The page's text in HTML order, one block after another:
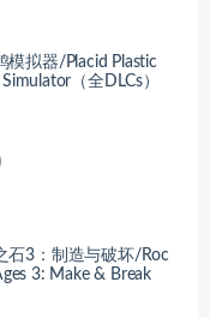
模拟器/Placid Plastic
（全DLCs）
石3：制造与破坏/Roc
3: Make & Break